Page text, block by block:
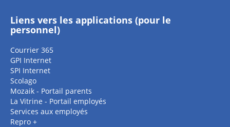
Liens vers les applications (pour le
personnel)
Courrier 365
GPI Internet
SPI Internet
Scolago
Mozaik - Portail parents
La Vitrine - Portail employés
Services aux employés
Repro +